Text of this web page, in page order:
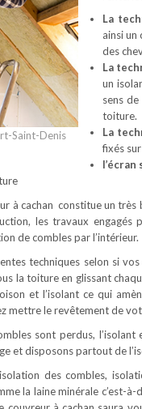
Saint-Denis
La
ainsi un
des
La
un
sens
toiture.
La
fixés
à cachan constitue un
les travaux
de combles par l’intérieur.
techniques selon si
la toiture en glissant
et l’isolant ce qui
mettre le revêtement de
sont perdus,
et disposons partout de
des combles,
la laine minérale c’est-